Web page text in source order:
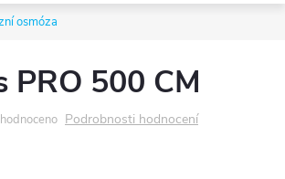
osmóza
PRO 500 CM
Podrobnosti hodnocení